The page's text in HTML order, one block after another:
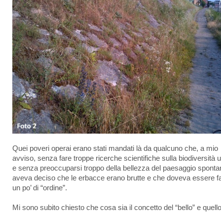
Quei poveri operai erano stati mandati là da qualcuno che, a mio
avviso, senza fare troppe ricerche scientifiche sulla biodiversità
e senza preoccuparsi troppo della bellezza del paesaggio
aveva deciso che le erbacce erano brutte e che doveva essere
un po’ di “ordine”.
Mi sono subito chiesto che cosa sia il concetto del “bello” e